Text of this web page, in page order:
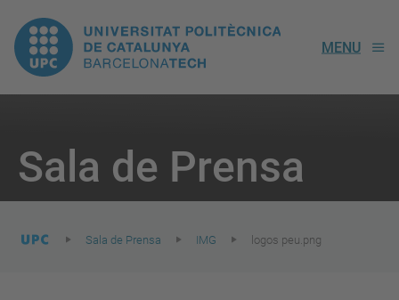
UPC.
Universitat
de
Catalunya
MENU
Sala de Prensa
here:
Sala de Prensa IMG logos peu.png